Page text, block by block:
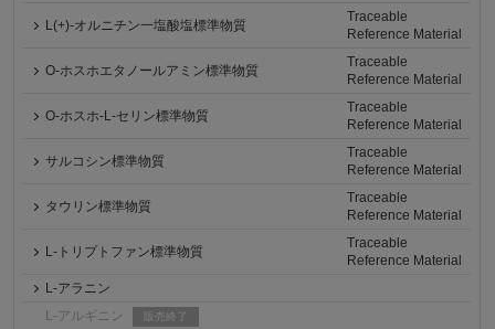
L(+)-オルニチン一塩酸塩標準物質
Traceable
Reference Material
O-ホスホエタノールアミン標準物質
Traceable
Reference Material
O-ホスホ-L-セリン標準物質
Traceable
Reference Material
サルコシン標準物質
Traceable
Reference Material
タウリン標準物質
Traceable
Reference Material
L-トリプトファン標準物質
Traceable
Reference Material
L-アラニン
L-アルギニン
販売終了